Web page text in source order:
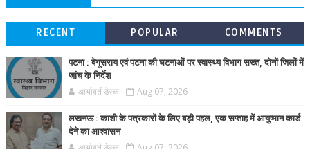
RECENT POPULAR COMMENTS
पटना : बेगूसराय एवं पटना की घटनाओं पर स्वास्थ्य विभाग सख्त, दोनों जिलों में
जांच के निर्देश
आर्यावर्त डेस्क Aug 07, 2026
लखनऊ : काशी के पत्रकारों के लिए बड़ी पहल, एक सप्ताह में आयुष्मान कार्ड
देने का आश्वासन